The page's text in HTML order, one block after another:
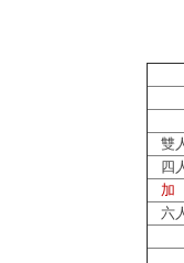
雙
四
加
六